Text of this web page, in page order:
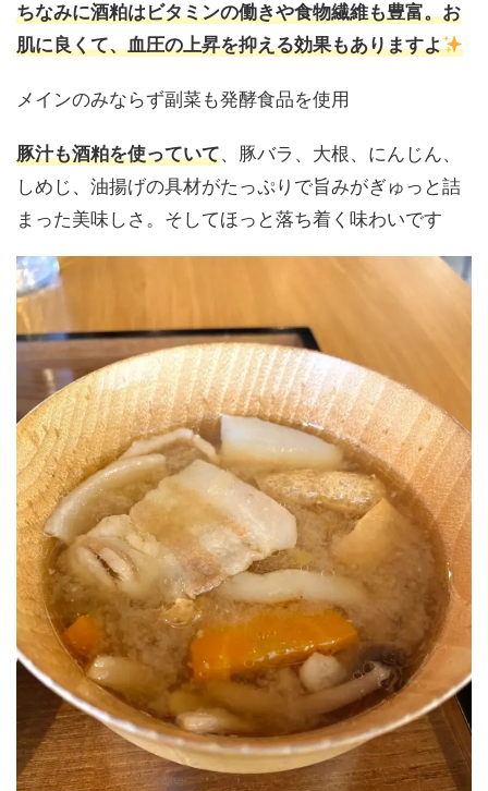
ちなみに酒粕はビタミンの働きや食物繊維も豊富。お
肌に良くて、血圧の上昇を抑える効果もありますよ
メインのみならず副菜も発酵食品を使用
豚汁も酒粕を使っていて、豚バラ、大根、にんじん、
しめじ、油揚げの具材がたっぷりで旨みがぎゅっと詰
まった美味しさ。そしてほっと落ち着く味わいです